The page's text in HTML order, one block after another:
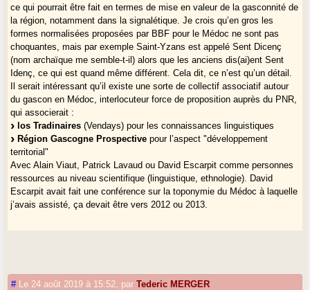
ce qui pourrait être fait en termes de mise en valeur de la gasconnité de
la région, notamment dans la signalétique. Je crois qu’en gros les
formes normalisées proposées par BBF pour le Médoc ne sont pas
choquantes, mais par exemple Saint-Yzans est appelé Sent Dicenç
(nom archaïque me semble-t-il) alors que les anciens dis(ai)ent Sent
Idenç, ce qui est quand même différent. Cela dit, ce n’est qu’un détail.
Il serait intéressant qu’il existe une sorte de collectif associatif autour
du gascon en Médoc, interlocuteur force de proposition auprès du PNR,
qui associerait :
los Tradinaires (Vendays) pour les connaissances linguistiques
Région Gascogne Prospective pour l’aspect "développement
territorial"
Avec Alain Viaut, Patrick Lavaud ou David Escarpit comme personnes
ressources au niveau scientifique (linguistique, ethnologie). David
Escarpit avait fait une conférence sur la toponymie du Médoc à laquelle
j’avais assisté, ça devait être vers 2012 ou 2013.
# Le 24 août 2019 à 15:52 parTederic MERGER